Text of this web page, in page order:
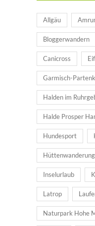
Allgäu
Bloggerwandern
Canicross
Garmisch-
Halden im
Halde Prosper
Hundesport
Inselurlaub
Latrop
Naturpark Hohe